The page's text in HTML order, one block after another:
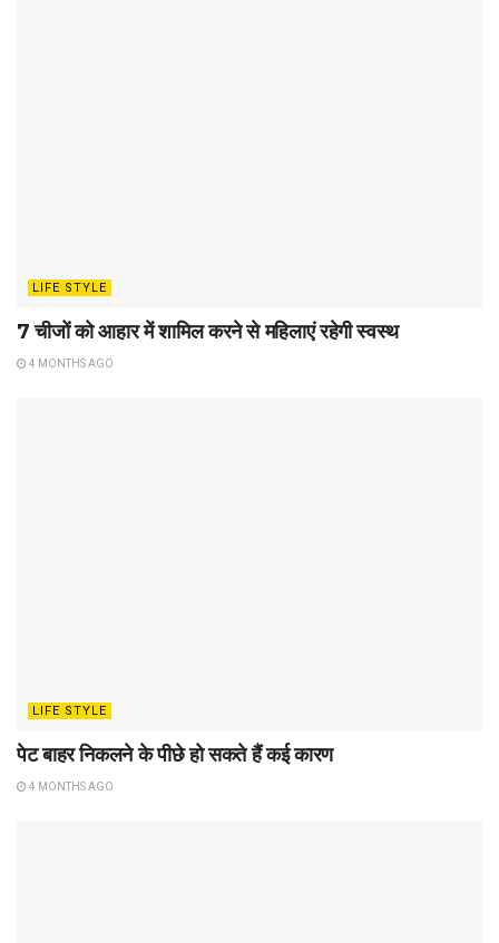
LIFE STYLE
7 चीजों को आहार में शामिल करने से महिलाएं रहेगी स्वस्थ
4 MONTHS AGO
LIFE STYLE
पेट बाहर निकलने के पीछे हो सकते हैं कई कारण
4 MONTHS AGO